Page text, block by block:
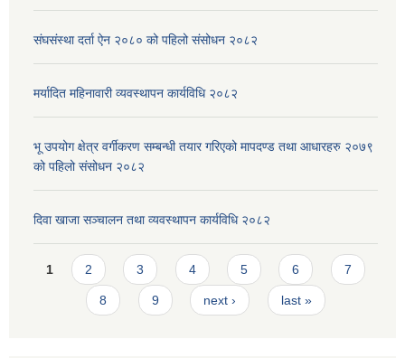
संघसंस्था दर्ता ऐन २०८० को पहिलो संसोधन २०८२
मर्यादित महिनावारी व्यवस्थापन कार्यविधि २०८२
भू उपयोग क्षेत्र वर्गीकरण सम्बन्धी तयार गरिएको मापदण्ड तथा आधारहरु २०७९
को पहिलो संसोधन २०८२
दिवा खाजा सञ्चालन तथा व्यवस्थापन कार्यविधि २०८२
Pages
1 2 3 4 5 6 7
8 9 next › last »